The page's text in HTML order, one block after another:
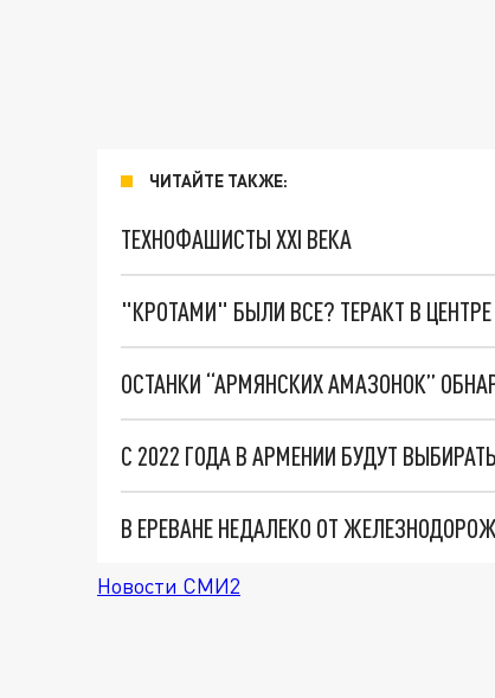
ЧИТАЙТЕ ТАКЖЕ:
ТЕХНОФАШИСТЫ XXI ВЕКА
"КРОТАМИ" БЫЛИ ВСЕ? ТЕРАКТ В
ОСТАНКИ “АРМЯНСКИХ АМАЗОНОК”
С 2022 ГОДА В АРМЕНИИ БУДУТ
В ЕРЕВАНЕ НЕДАЛЕКО ОТ
Новости СМИ2